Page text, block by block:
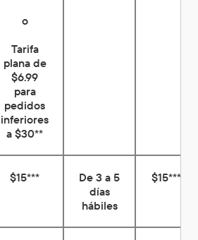
o
Tarifa
plana de
$6.99
para
pedidos
inferiores
a $30**
$15***
De 3 a 5
días
hábiles
$15***